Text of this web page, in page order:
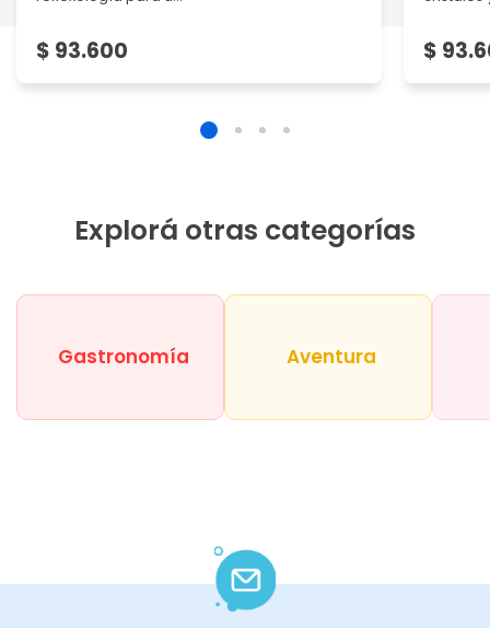
$ 93.600 $
Explorá otras categorías
Gastronomía Aventura